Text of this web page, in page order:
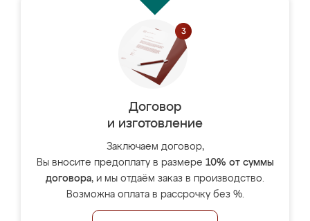
Договор
и изготовление
Заключаем договор,
Вы вносите предоплату в размере 10% от суммы
договора, и мы отдаём заказ в производство.
Возможна оплата в рассрочку без %.